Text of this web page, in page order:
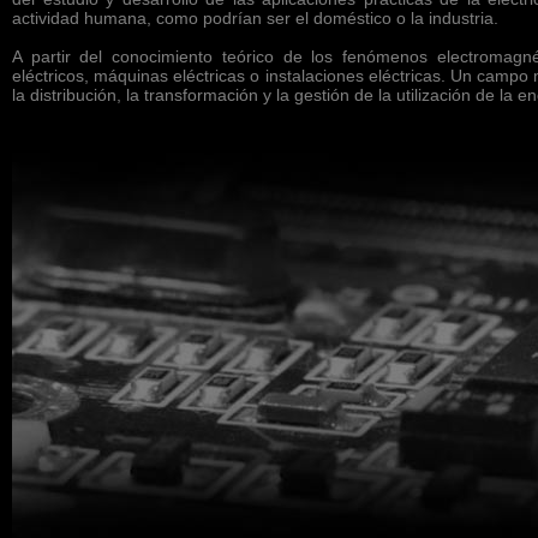
actividad humana, como podrían ser el doméstico o la industria.
A partir del conocimiento teórico de los fenómenos
eléctricos, máquinas eléctricas o instalaciones eléctricas. Un
la distribución, la transformación y la gestión de la utilización de la